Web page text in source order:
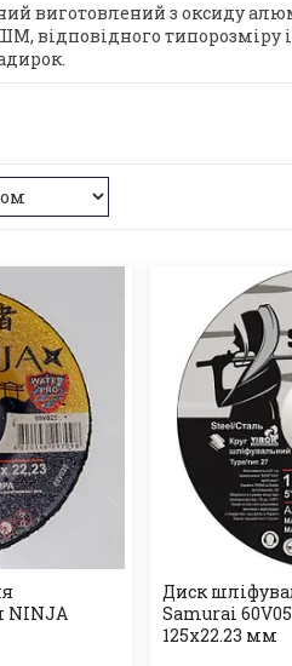
виготовлений з оксиду
відповідного
NINJA
Диск
Samurai
125х22.23 мм